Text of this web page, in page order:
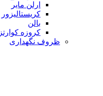
ارلن مایر
کریستالیزور
بالن
کروزه کوارتز
ظروف نگهداری